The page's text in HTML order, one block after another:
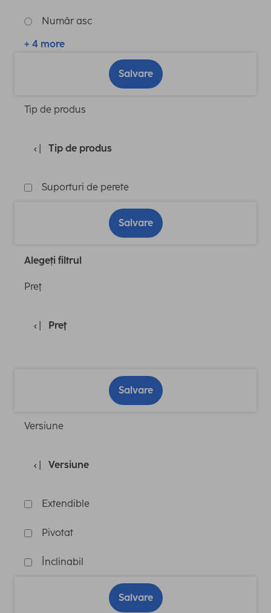
Număr asc
+ 4 more
Salvare
Tip de produs
Tip de produs
Suporturi de perete
Salvare
Alegeți filtrul
Preţ
Preţ
Salvare
Versiune
Versiune
Extendible
Pivotat
Înclinabil
Salvare